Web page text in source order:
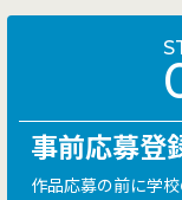
事前応募登
作品応募の前に学